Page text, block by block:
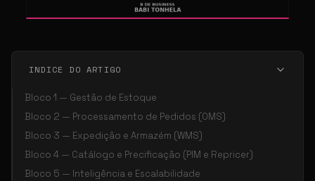
INDICE DO ARTIGO
Bloco 1 — Gestão de Estoque
Bloco 2 — Processamento de Pedidos (OMS)
Bloco 3 — Expedição e Armazém (WMS)
Bloco 4 — Catálogo e Precificação (PIM e Repricer)
Bloco 5 — Inteligência e Escalabilidade